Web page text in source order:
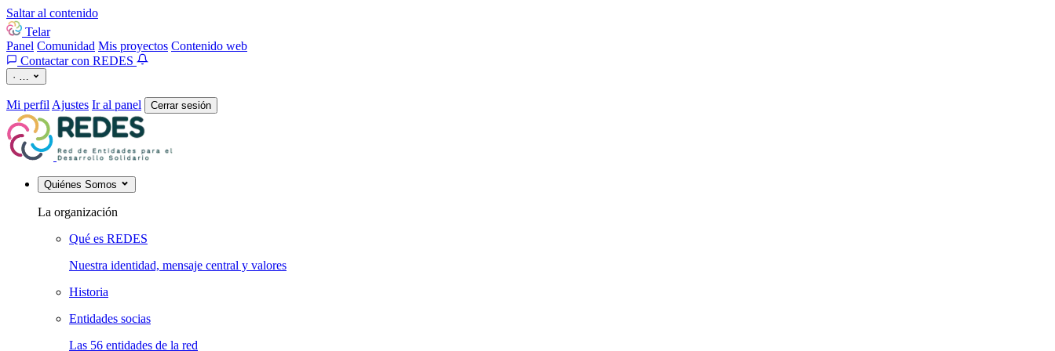
Saltar al contenido
Telar
Panel Comunidad Mis proyectos Contenido web
Contactar con REDES
· …
Mi perfil Ajustes Ir al panel Cerrar sesión
Quiénes Somos
La organización
Qué es REDES
Nuestra identidad, mensaje central y valores
Historia
Entidades socias
Las 56 entidades de la red